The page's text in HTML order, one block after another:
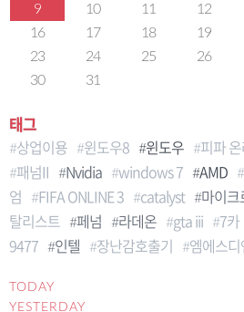
9
10 11 12
16
17 18 19
23
24 25 26
30
31
태그
상업이용 윈도우8 윈도우 피파
패넘II
Nvidia windows 7 AMD
엄
FIFA ONLINE 3 catalyst 마이크
탈리스트
페넘 라데온 gta iii 7카
9477
인텔 장난감호출기 엠에스디
TODAY
YESTERDAY